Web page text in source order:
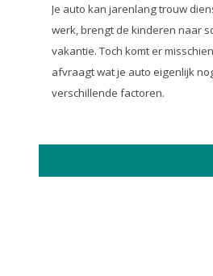
Je auto kan jarenlang trouw
werk, brengt de kinderen naar
vakantie. Toch komt er
afvraagt wat je auto eigenlijk
verschillende factoren.